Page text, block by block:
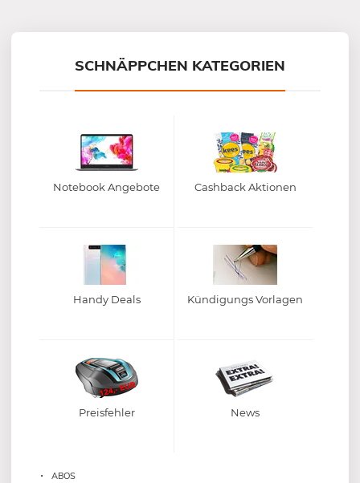
SCHNÄPPCHEN KATEGORIEN
Notebook Angebote Cashback Aktionen
Handy Deals Kündigungs Vorlagen
Preisfehler News
ABOS